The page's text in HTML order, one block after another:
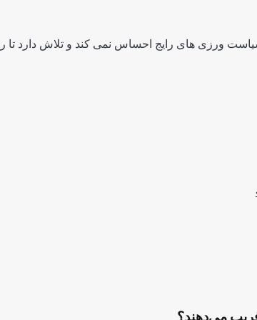
ورزی های رایج احساس نمی کند و تلاش دارد تا
می‌دهند؟